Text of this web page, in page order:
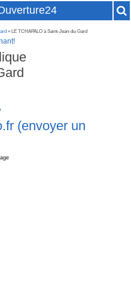
» LE TCHAPALO à Saint-Jean-du-Gard
.fr (envoyer un